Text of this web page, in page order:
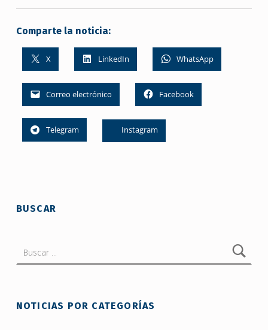
Comparte la noticia:
X LinkedIn WhatsApp
Correo electrónico Facebook
Telegram Instagram
BUSCAR
NOTICIAS POR CATEGORÍAS